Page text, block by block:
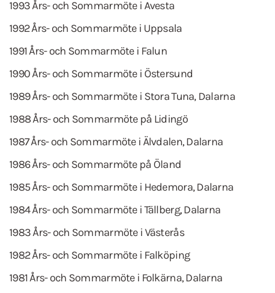
1993 Års- och Sommarmöte i Avesta
1992 Års- och Sommarmöte i Uppsala
1991 Års- och Sommarmöte i Falun
1990 Års- och Sommarmöte i Östersund
1989 Års- och Sommarmöte i Stora Tuna, Dalarna
1988 Års- och Sommarmöte på Lidingö
1987 Års- och Sommarmöte i Älvdalen, Dalarna
1986 Års- och Sommarmöte på Öland
1985 Års- och Sommarmöte i Hedemora, Dalarna
1984 Års- och Sommarmöte i Tällberg, Dalarna
1983 Års- och Sommarmöte i Västerås
1982 Års- och Sommarmöte i Falköping
1981 Års- och Sommarmöte i Folkärna, Dalarna